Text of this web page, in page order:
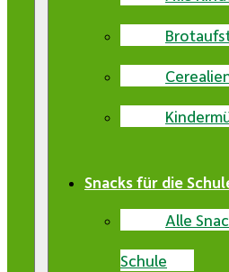
Snacks für die
Alle
Schule